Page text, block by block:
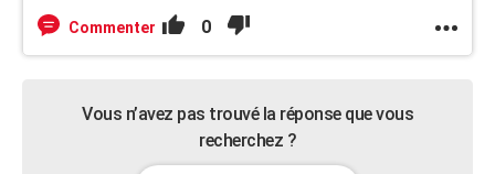
Commenter 0
Vous n’avez pas trouvé la réponse que vous
recherchez ?